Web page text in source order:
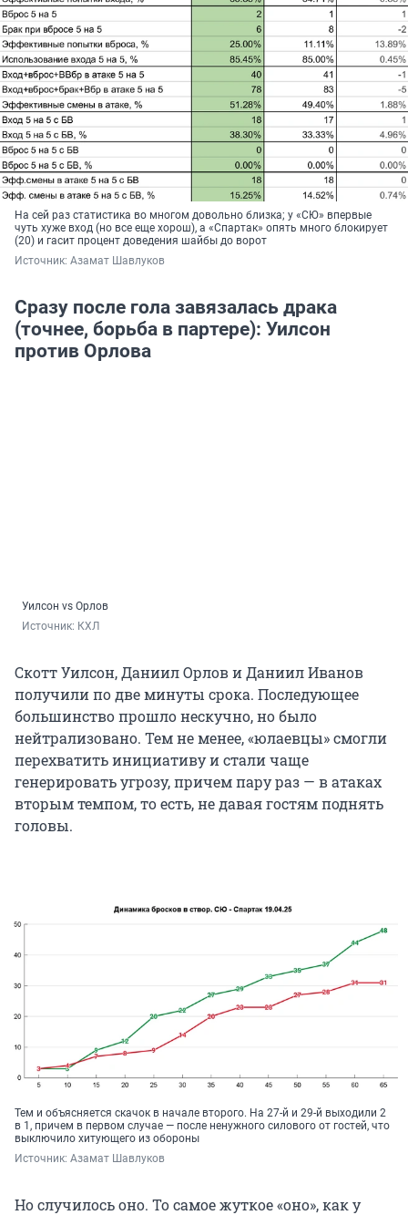
На сей раз статистика во многом довольно близка; у «СЮ» впервые
чуть хуже вход (но все еще хорош), а «Спартак» опять много блокирует
(20) и гасит процент доведения шайбы до ворот
Источник: Азамат Шавлуков
Сразу после гола завязалась драка
(точнее, борьба в партере): Уилсон
против Орлова
Уилсон vs Орлов
Источник: КХЛ
Скотт Уилсон, Даниил Орлов и Даниил Иванов
получили по две минуты срока. Последующее
большинство прошло нескучно, но было
нейтрализовано. Тем не менее, «юлаевцы» смогли
перехватить инициативу и стали чаще
генерировать угрозу, причем пару раз — в атаках
вторым темпом, то есть, не давая гостям поднять
головы.
Тем и объясняется скачок в начале второго. На 27-й и 29-й выходили 2
в 1, причем в первом случае — после ненужного силового от гостей, что
выключило хитующего из обороны
Источник: Азамат Шавлуков
Но случилось оно. То самое жуткое «оно», как у